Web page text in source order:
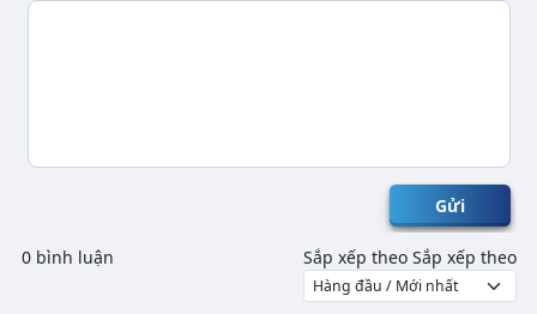
Gửi
0 bình luận Sắp xếp theo Sắp xếp theo